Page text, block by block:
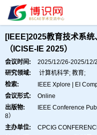
会议主页 主讲嘉宾
[IEEE]2025教育技术系
（ICISE-IE 2025）
会议时间: 2025/12/26-2025/
研究领域:
计算机科学; 教育;
检索:
IEEE Xplore | EI
会议形式:
Online
出版物:
IEEE Conference
8）
主办单位:
CPCIG